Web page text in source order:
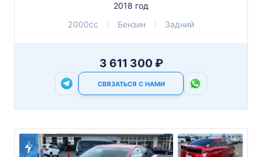
2018 год
2000cc
Бензин Задний
3 611 300 ₽
СВЯЗАТЬСЯ С НАМИ